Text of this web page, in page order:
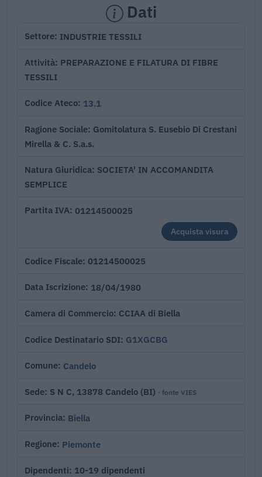
Dati
Settore INDUSTRIE TESSILI
Attività PREPARAZIONE E FILATURA DI FIBRE
TESSILI
Codice Ateco 13.1
Ragione Sociale Gomitolatura S. Eusebio Di Crestani
Mirella & C. S.a.s.
Natura Giuridica SOCIETA' IN ACCOMANDITA
SEMPLICE
Partita IVA 01214500025
Acquista visura
Codice Fiscale 01214500025
Data Iscrizione 18/04/1980
Camera di Commercio CCIAA di Biella
Codice Destinatario SDI G1XGCBG
Comune Candelo
Sede S N C, 13878 Candelo (BI) · fonte VIES
Provincia Biella
Regione Piemonte
Dipendenti 10-19 dipendenti